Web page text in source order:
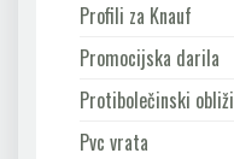
Profili za Knauf
Promocijska darila
Protibolečinski obliži
Pvc vrata